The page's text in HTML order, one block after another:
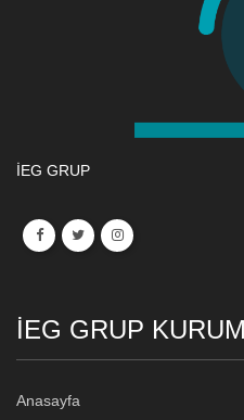
İEG GRUP
İEG GRUP
Anasayfa